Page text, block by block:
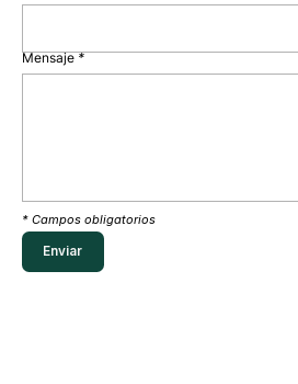
Mensaje *
* Campos obligatorios